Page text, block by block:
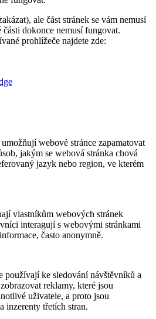
ale část stránek se vám nemusí
části dokonce nemusí fungovat.
prohlížeče najdete zde:
webové stránce zapamatovat
jakým se webová stránka chová
jazyk nebo region, ve kterém
vlastníkům webových stránek
interagují s webovými stránkami
často anonymně.
používají ke sledování návštěvníků a
reklamy, které jsou
uživatele, a proto jsou
inzerenty třetích stran.